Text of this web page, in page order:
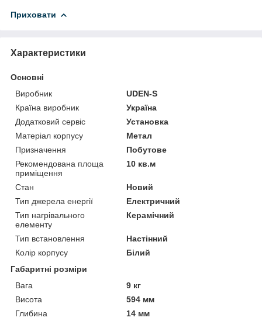
Приховати
Характеристики
Основні
Виробник
UDEN-S
Країна виробник
Україна
Додатковий сервіс
Установка
Матеріал корпусу
Метал
Призначення
Побутове
Рекомендована площа
приміщення
10 кв.м
Стан
Новий
Тип джерела енергії
Електричний
Тип нагрівального
елементу
Керамічний
Тип встановлення
Настінний
Колір корпусу
Білий
Габаритні розміри
Вага
9 кг
Висота
594 мм
Глибина
14 мм